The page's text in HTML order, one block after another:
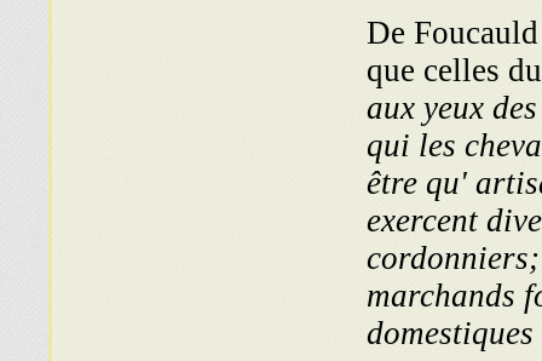
De
que celles
aux yeux
qui les
être qu'
exercent
marchands